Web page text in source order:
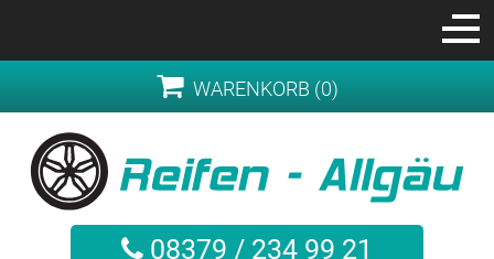
WARENKORB (0)
08379 / 234 99 21